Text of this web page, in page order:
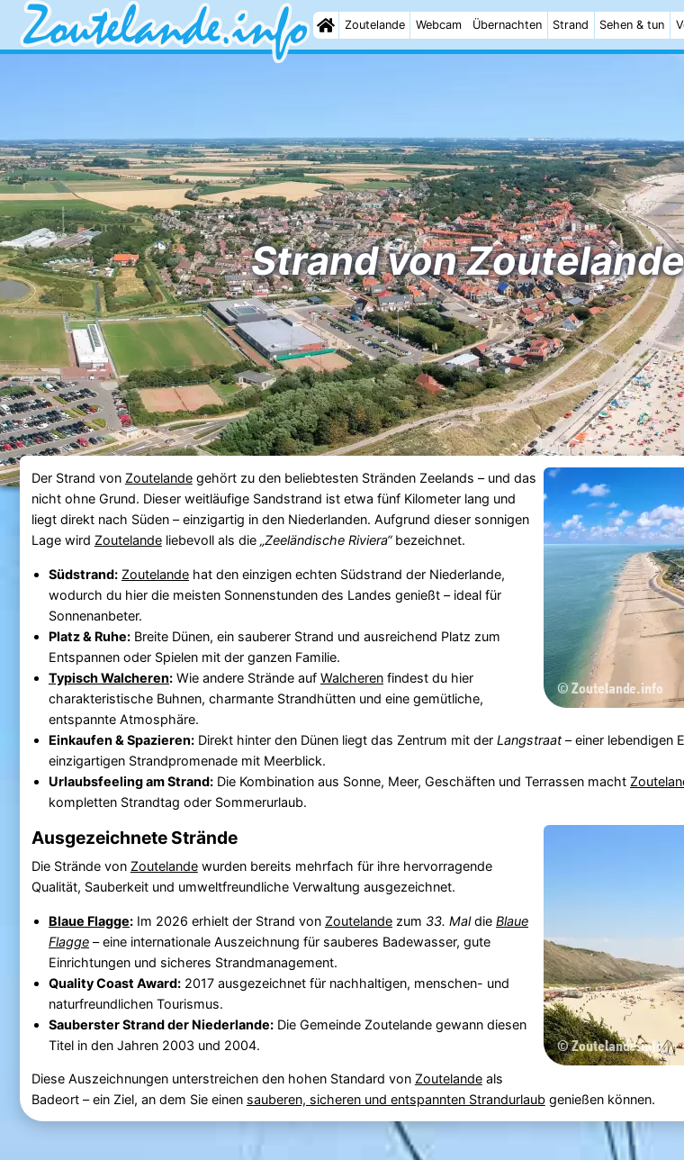
Zoutelande Webcam Übernachten Strand Sehen & tun
Strand von Zoutelande
Der Strand von Zoutelandegehört zu den beliebtesten Stränden Zeelands – und das
nicht ohne Grund. Dieser weitläufige Sandstrand ist etwa fünf Kilometer lang und
liegt direkt nach Süden – einzigartig in den Niederlanden. Aufgrund dieser sonnigen
Lage wird Zoutelandeliebevoll als die „Zeeländische Riviera“bezeichnet.
Südstrand: Zoutelandehat den einzigen echten Südstrand der Niederlande,
wodurch du hier die meisten Sonnenstunden des Landes genießt – ideal für
Sonnenanbeter.
Platz & Ruhe:Breite Dünen, ein sauberer Strand und ausreichend Platz zum
Entspannen oder Spielen mit der ganzen Familie.
Typisch Walcheren:Wie andere Strände auf Walcherenfindest du hier
charakteristische Buhnen, charmante Strandhütten und eine gemütliche,
entspannte Atmosphäre.
Einkaufen & Spazieren:Direkt hinter den Dünen liegt das Zentrum mit der Langstraat– einer lebendigen
einzigartigen Strandpromenade mit Meerblick.
Urlaubsfeeling am Strand:Die Kombination aus Sonne, Meer, Geschäften und Terrassen macht
kompletten Strandtag oder Sommerurlaub.
Ausgezeichnete Strände
Die Strände von Zoutelandewurden bereits mehrfach für ihre hervorragende
Qualität, Sauberkeit und umweltfreundliche Verwaltung ausgezeichnet.
Blaue Flagge:Im 2026 erhielt der Strand von Zoutelandezum 33. Maldie Blaue
Flagge– eine internationale Auszeichnung für sauberes Badewasser, gute
Einrichtungen und sicheres Strandmanagement.
Quality Coast Award:2017 ausgezeichnet für nachhaltigen, menschen- und
naturfreundlichen Tourismus.
Sauberster Strand der Niederlande:Die Gemeinde Zoutelande gewann diesen
Titel in den Jahren 2003 und 2004.
Diese Auszeichnungen unterstreichen den hohen Standard von Zoutelandeals
Badeort – ein Ziel, an dem Sie einen sauberen, sicheren und entspannten Strandurlaubgenießen können.